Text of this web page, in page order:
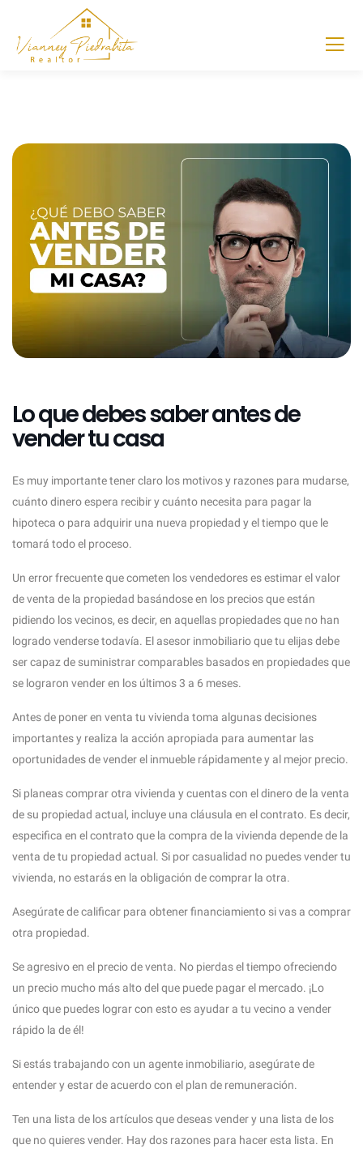
Lo que debes saber antes de
vender tu casa
Es muy importante tener claro los motivos y razones para mudarse,
cuánto dinero espera recibir y cuánto necesita para pagar la
hipoteca o para adquirir una nueva propiedad y el tiempo que le
tomará todo el proceso.
Un error frecuente que cometen los vendedores es estimar el valor
de venta de la propiedad basándose en los precios que están
pidiendo los vecinos, es decir, en aquellas propiedades que no han
logrado venderse todavía. El asesor inmobiliario que tu elijas debe
ser capaz de suministrar comparables basados en propiedades que
se lograron vender en los últimos 3 a 6 meses.
Antes de poner en venta tu vivienda toma algunas decisiones
importantes y realiza la acción apropiada para aumentar las
oportunidades de vender el inmueble rápidamente y al mejor precio.
Si planeas comprar otra vivienda y cuentas con el dinero de la venta
de su propiedad actual, incluye una cláusula en el contrato. Es decir,
especifica en el contrato que la compra de la vivienda depende de la
venta de tu propiedad actual. Si por casualidad no puedes vender tu
vivienda, no estarás en la obligación de comprar la otra.
Asegúrate de calificar para obtener financiamiento si vas a comprar
otra propiedad.
Se agresivo en el precio de venta. No pierdas el tiempo ofreciendo
un precio mucho más alto del que puede pagar el mercado. ¡Lo
único que puedes lograr con esto es ayudar a tu vecino a vender
rápido la de él!
Si estás trabajando con un agente inmobiliario, asegúrate de
entender y estar de acuerdo con el plan de remuneración.
Ten una lista de los artículos que deseas vender y una lista de los
que no quieres vender. Hay dos razones para hacer esta lista. En